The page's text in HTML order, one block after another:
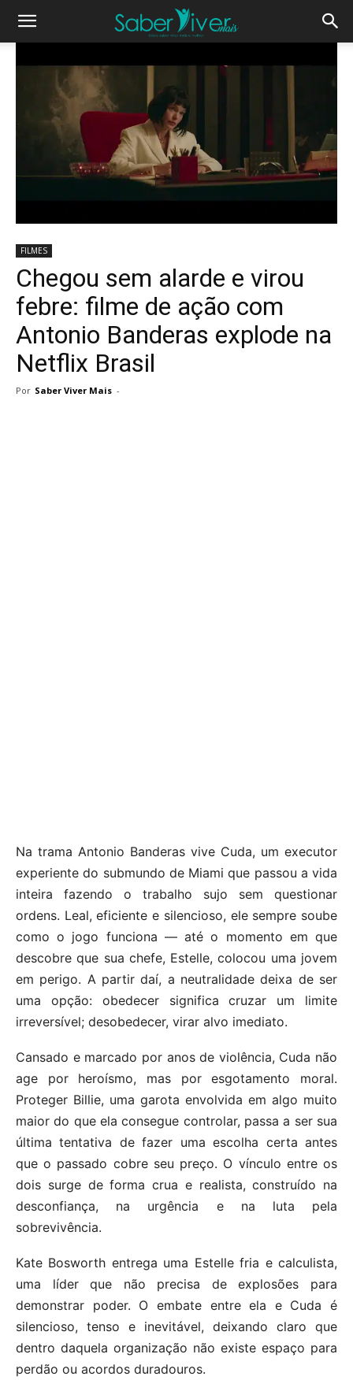
FILMES
Chegou sem alarde e virou
febre: filme de ação com
Antonio Banderas explode na
Netflix Brasil
Por Saber Viver Mais -
Na trama Antonio Banderas vive Cuda, um executor
experiente do submundo de Miami que passou a vida
inteira fazendo o trabalho sujo sem questionar
ordens. Leal, eficiente e silencioso, ele sempre soube
como o jogo funciona — até o momento em que
descobre que sua chefe, Estelle, colocou uma jovem
em perigo. A partir daí, a neutralidade deixa de ser
uma opção: obedecer significa cruzar um limite
irreversível; desobedecer, virar alvo imediato.
Cansado e marcado por anos de violência, Cuda não
age por heroísmo, mas por esgotamento moral.
Proteger Billie, uma garota envolvida em algo muito
maior do que ela consegue controlar, passa a ser sua
última tentativa de fazer uma escolha certa antes
que o passado cobre seu preço. O vínculo entre os
dois surge de forma crua e realista, construído na
desconfiança, na urgência e na luta pela
sobrevivência.
Kate Bosworth entrega uma Estelle fria e calculista,
uma líder que não precisa de explosões para
demonstrar poder. O embate entre ela e Cuda é
silencioso, tenso e inevitável, deixando claro que
dentro daquela organização não existe espaço para
perdão ou acordos duradouros.